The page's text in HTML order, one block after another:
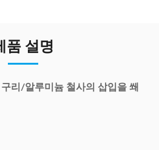
품 설명
리/알루미늄 철사의 삽입을 쐐